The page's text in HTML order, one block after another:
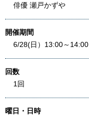
俳優 瀬戸かずや
開催期間
6/28(日）13:00～14:00
回数
1回
曜日・日時